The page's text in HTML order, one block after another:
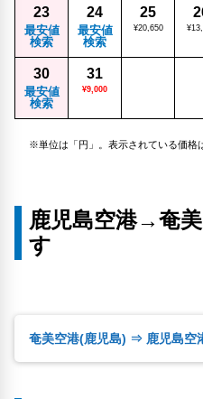
23
最安値
検索
24
最安値
検索
25
¥20,650
30
最安値
検索
31
¥9,000
※単位は「円」。表示されている価格
鹿児島空港→奄
す
奄美空港(鹿児島) ⇒ 鹿児島空